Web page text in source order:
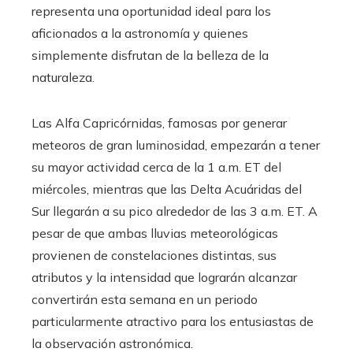
representa una oportunidad ideal para los
aficionados a la astronomía y quienes
simplemente disfrutan de la belleza de la
naturaleza.
Las Alfa Capricórnidas, famosas por generar
meteoros de gran luminosidad, empezarán a tener
su mayor actividad cerca de la 1 a.m. ET del
miércoles, mientras que las Delta Acuáridas del
Sur llegarán a su pico alrededor de las 3 a.m. ET. A
pesar de que ambas lluvias meteorológicas
provienen de constelaciones distintas, sus
atributos y la intensidad que lograrán alcanzar
convertirán esta semana en un periodo
particularmente atractivo para los entusiastas de
la observación astronómica.